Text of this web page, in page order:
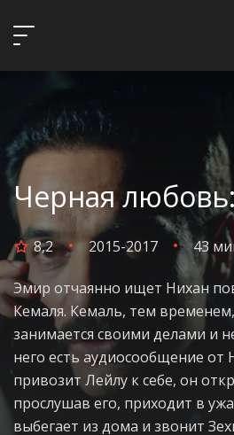
Черная
8,2 2015-2017 43
Эмир отчаянно ищет Нихан
Кемаля. Кемаль, тем
занимается своими делами и
него есть аудиосообщение от
привозит Лейлу к себе, он
прослушав его, приходит в
выбегает из дома и звонит